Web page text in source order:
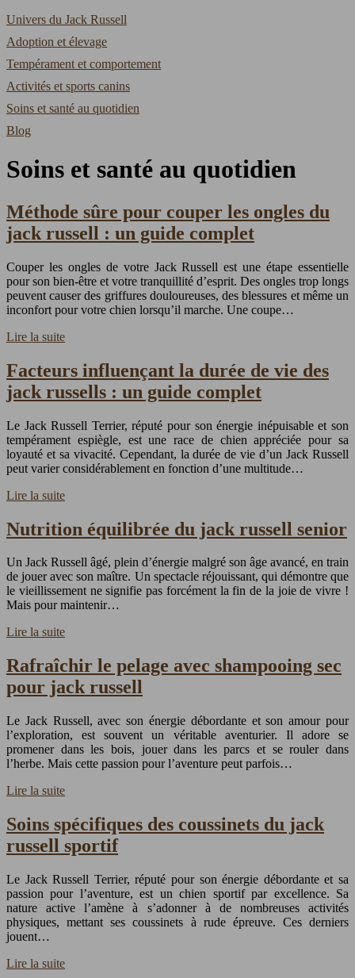
Univers du Jack Russell
Adoption et élevage
Tempérament et comportement
Activités et sports canins
Soins et santé au quotidien
Blog
Soins et santé au quotidien
Méthode sûre pour couper les ongles du
jack russell : un guide complet
Couper les ongles de votre Jack Russell est une étape essentielle
pour son bien-être et votre tranquillité d’esprit. Des ongles trop longs
peuvent causer des griffures douloureuses, des blessures et même un
inconfort pour votre chien lorsqu’il marche. Une coupe…
Lire la suite
Facteurs influençant la durée de vie des
jack russells : un guide complet
Le Jack Russell Terrier, réputé pour son énergie inépuisable et son
tempérament espiègle, est une race de chien appréciée pour sa
loyauté et sa vivacité. Cependant, la durée de vie d’un Jack Russell
peut varier considérablement en fonction d’une multitude…
Lire la suite
Nutrition équilibrée du jack russell senior
Un Jack Russell âgé, plein d’énergie malgré son âge avancé, en train
de jouer avec son maître. Un spectacle réjouissant, qui démontre que
le vieillissement ne signifie pas forcément la fin de la joie de vivre !
Mais pour maintenir…
Lire la suite
Rafraîchir le pelage avec shampooing sec
pour jack russell
Le Jack Russell, avec son énergie débordante et son amour pour
l’exploration, est souvent un véritable aventurier. Il adore se
promener dans les bois, jouer dans les parcs et se rouler dans
l’herbe. Mais cette passion pour l’aventure peut parfois…
Lire la suite
Soins spécifiques des coussinets du jack
russell sportif
Le Jack Russell Terrier, réputé pour son énergie débordante et sa
passion pour l’aventure, est un chien sportif par excellence. Sa
nature active l’amène à s’adonner à de nombreuses activités
physiques, mettant ses coussinets à rude épreuve. Ces derniers
jouent…
Lire la suite